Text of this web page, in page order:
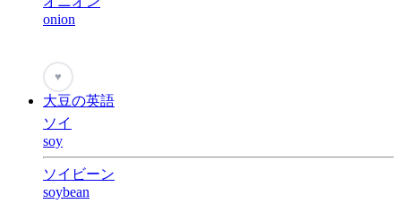
onion
♥
大豆の英語
ソイ
soy
ソイビーン
soybean